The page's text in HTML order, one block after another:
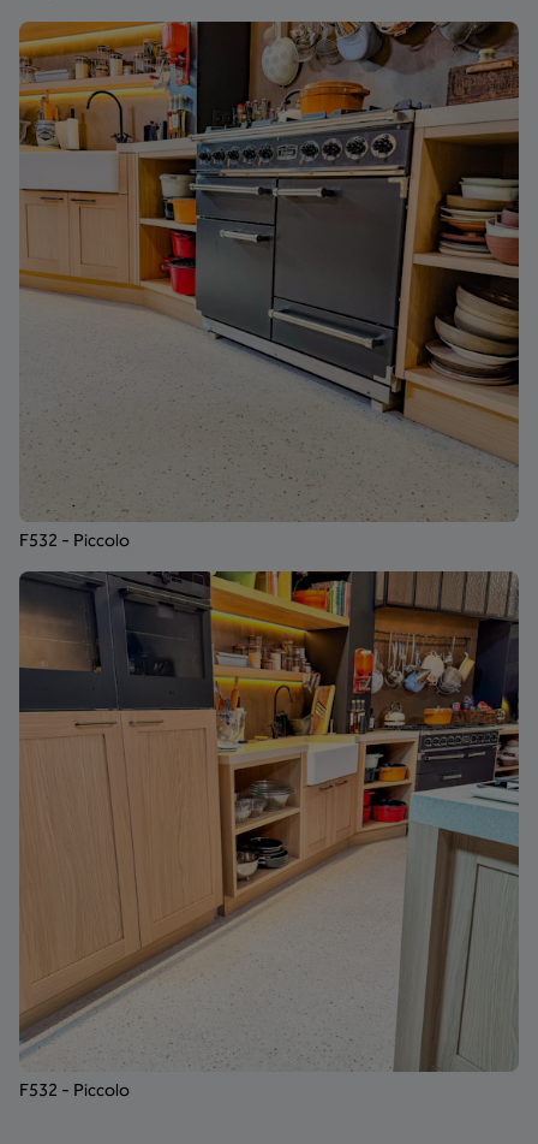
F532 - Piccolo
F532 - Piccolo